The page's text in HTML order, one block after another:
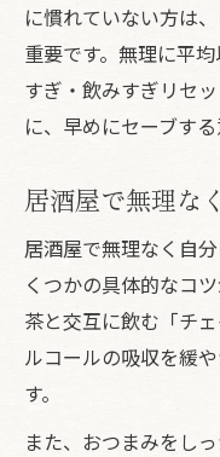
に慣れていない方は
重要です。無理に平
すぎ・飲みすぎリセ
に、早めにセーブす
居酒屋で無理な
居酒屋で無理なく自
くつかの具体的なコ
茶と交互に飲む「チ
ルコールの吸収を緩
す。
また、おつまみをし